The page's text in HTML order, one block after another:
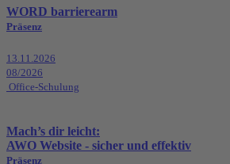
WORD barrierearm
Präsenz
13.11.2026
08/2026
Office-Schulung
Mach’s dir leicht:
AWO Website - sicher und effektiv
Präsenz